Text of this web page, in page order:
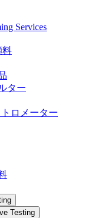
Services
料
ター
ロメーター
Testing